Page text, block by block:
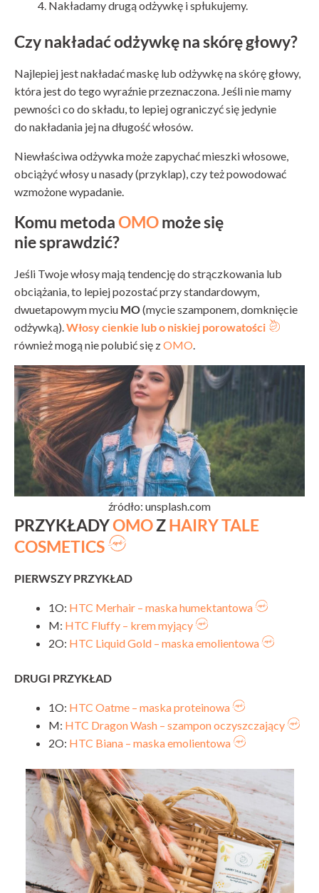
Nakładamy drugą odżywkę i spłukujemy.
Czy nakładać odżywkę na skórę głowy?
Najlepiej jest nakładać maskę lub odżywkę na skórę głowy,
która jest do tego wyraźnie przeznaczona. Jeśli nie mamy
pewności co do składu, to lepiej ograniczyć się jedynie
do nakładania jej na długość włosów.
Niewłaściwa odżywka może zapychać mieszki włosowe,
obciążyć włosy u nasady (przyklap), czy też powodować
wzmożone wypadanie.
Komu metodaOMOmoże się
nie sprawdzić?
Jeśli Twoje włosy mają tendencję do strączkowania lub
obciążania, to lepiej pozostać przy standardowym,
dwuetapowym myciu MO(mycie szamponem, domknięcie
odżywką). Włosy cienkie lub o niskiej porowatości
również mogą nie polubić się zOMO
źródło: unsplash.com
PRZYKŁADYOMOZHAIRY TALE
COSMETICS
PIERWSZY PRZYKŁAD
1O: HTC Merhair – maska humektantowa
M: HTC Fluffy – krem myjący
2O: HTC Liquid Gold – maska emolientowa
DRUGI PRZYKŁAD
1O: HTC Oatme – maska proteinowa
M: HTC Dragon Wash – szampon oczyszczający
2O: HTC Biana – maska emolientowa